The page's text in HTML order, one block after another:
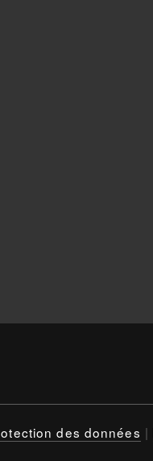
des données |